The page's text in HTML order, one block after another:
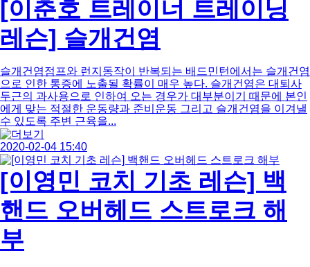
[이춘호 트레이너 트레이닝
레슨] 슬개건염
슬개건염점프와 런지동작이 반복되는 배드민턴에서는 슬개건염
으로 인한 통증에 노출될 확률이 매우 높다. 슬개건염은 대퇴사
두근의 과사용으로 인하여 오는 경우가 대부분이기 때문에 본인
에게 맞는 적절한 운동량과 준비운동 그리고 슬개건염을 이겨낼
수 있도록 주변 근육을...
2020-02-04 15:40
[이영민 코치 기초 레슨] 백
핸드 오버헤드 스트로크 해
부